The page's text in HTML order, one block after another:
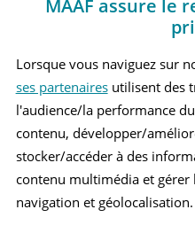
Avis
Berline
MAAF assure le
Lorsque vous naviguez sur
ses partenairesutilisent des
l'audience/la performance
contenu, développer/
stocker/accéder à des
contenu multimédia et
navigation et géolocalisation.